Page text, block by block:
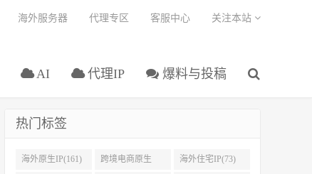
AI 代理IP 爆料与投稿
海外服务器 代理专区 客服中心 关注本站
热门标签
海外原生IP(161) 跨境电商原生 海外住宅IP(73)